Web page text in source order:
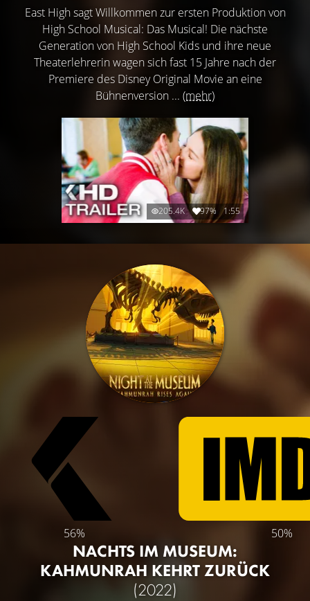
East High sagt Willkommen zur ersten Produktion von
High School Musical: Das Musical! Die nächste
Generation von High School Kids und ihre neue
Theaterlehrerin wagen sich fast 15 Jahre nach der
Premiere des Disney Original Movie an eine
Bühnenversion ... (mehr)
205.4K 97% 1:55
56% 50%
NACHTS IM MUSEUM:
KAHMUNRAH KEHRT ZURÜCK
(2022)